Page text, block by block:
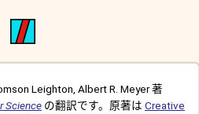
Leighton, Albert R. Meyer 著
Science の翻訳です。原著は Creative